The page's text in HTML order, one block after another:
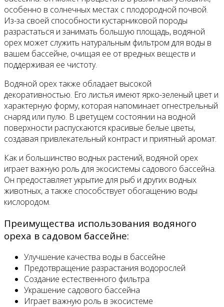
особенно в солнечных местах с плодородной почвой.
Из-за своей способности кустарниковой породы
разрастаться и занимать большую площадь, водяной
орех может служить натуральным фильтром для воды в
вашем бассейне, очищая ее от вредных веществ и
поддерживая ее чистоту.
Водяной орех также обладает высокой
декоративностью. Его листья имеют ярко-зеленый цвет и
характерную форму, которая напоминает огнестрельный
снаряд или пулю. В цветущем состоянии на водной
поверхности распускаются красивые белые цветы,
создавая привлекательный контраст и приятный аромат.
Как и большинство водных растений, водяной орех
играет важную роль для экосистемы садового бассейна.
Он предоставляет укрытие для рыб и других водных
животных, а также способствует обогащению воды
кислородом.
Преимущества использования водяного
ореха в садовом бассейне:
Улучшение качества воды в бассейне
Предотвращение разрастания водорослей
Создание естественного фильтра
Украшение садового бассейна
Играет важную роль в экосистеме